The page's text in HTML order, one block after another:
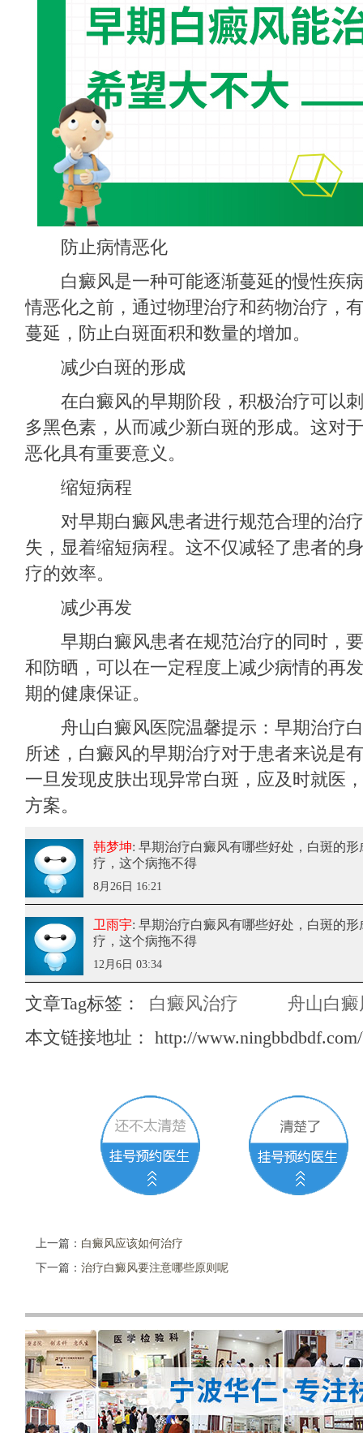
防止病情恶化
白癜风是一种可能逐渐蔓延的慢性疾病
情恶化之前，通过物理治疗和药物治疗，
蔓延，防止白斑面积和数量的增加。
减少白斑的形成
在白癜风的早期阶段，积极治疗可以刺
多黑色素，从而减少新白斑的形成。这对
恶化具有重要意义。
缩短病程
对早期白癜风患者进行规范合理的治疗
失，显着缩短病程。这不仅减轻了患者的
疗的效率。
减少再发
早期白癜风患者在规范治疗的同时，要
和防晒，可以在一定程度上减少病情的再
期的健康保证。
舟山白癜风医院温馨提示：早期治疗白
所述，白癜风的早期治疗对于患者来说是
一旦发现皮肤出现异常白斑，应及时就医
方案。
韩梦坤: 早期治疗白癜风有哪些好处 ，白斑的
疗，这个病拖不得
8月26日 16:21
卫雨宇: 早期治疗白癜风有哪些好处 ，白斑的
疗，这个病拖不得
12月6日 03:34
文章Tag标签： 白癜风治疗
舟山白
本文链接地址： http://
上一篇： 白癜风应该如何治疗
下一篇： 治疗白癜风要注意哪些原则呢